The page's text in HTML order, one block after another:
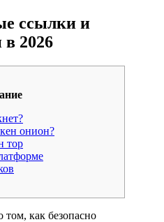
ссылки и
в 2026
онион?
тор
как безопасно